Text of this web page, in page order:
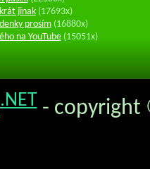
jinak(17693x)
prosím(16880x)
na YouTube(15051x)
.NET- copyright